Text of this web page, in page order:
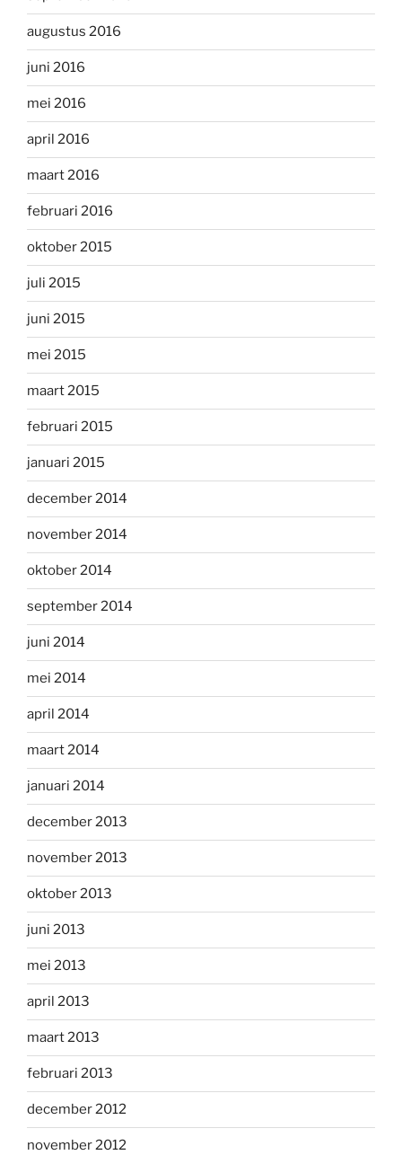
augustus 2016
juni 2016
mei 2016
april 2016
maart 2016
februari 2016
oktober 2015
juli 2015
juni 2015
mei 2015
maart 2015
februari 2015
januari 2015
december 2014
november 2014
oktober 2014
september 2014
juni 2014
mei 2014
april 2014
maart 2014
januari 2014
december 2013
november 2013
oktober 2013
juni 2013
mei 2013
april 2013
maart 2013
februari 2013
december 2012
november 2012